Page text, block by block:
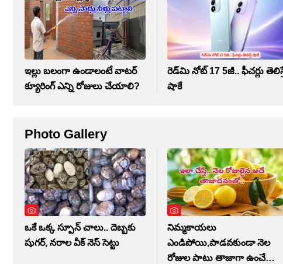
ఇల్లు బలంగా ఉండాలంటే వాటర్
క్యూరింగ్ ఎన్ని రోజులు చేయాలి?
రెడ్‌మి నోట్ 17 5జీ.. ఫీచర్లు
షాకే
Photo Gallery
ఒకే ఒక్క స్పూన్ చాలు.. దెబ్బకు
షుగర్, నరాల వీక్ నెస్ సెట్టు
నిమ్మకాయలు
ఎండిపోయి,పాడవకుండా నెల
రోజుల పాటు తాజాగా ఉంచే